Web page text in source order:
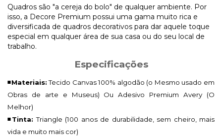
Quadros são "a cereja do bolo" de qualquer ambiente. Por
isso, a Decore Premium possui uma gama muito rica e
diversificada de quadros decorativos para dar aquele toque
especial em qualquer área de sua casa ou do seu local de
trabalho.
Especificações
◾Materiais:Tecido Canvas 100% algodão (o Mesmo usado em
Obras de arte e Museus) Ou Adesivo Premium Avery (O
Melhor)
◾Tinta: Triangle (100 anos de durabilidade, sem cheiro, mais
vida e muito mais cor)